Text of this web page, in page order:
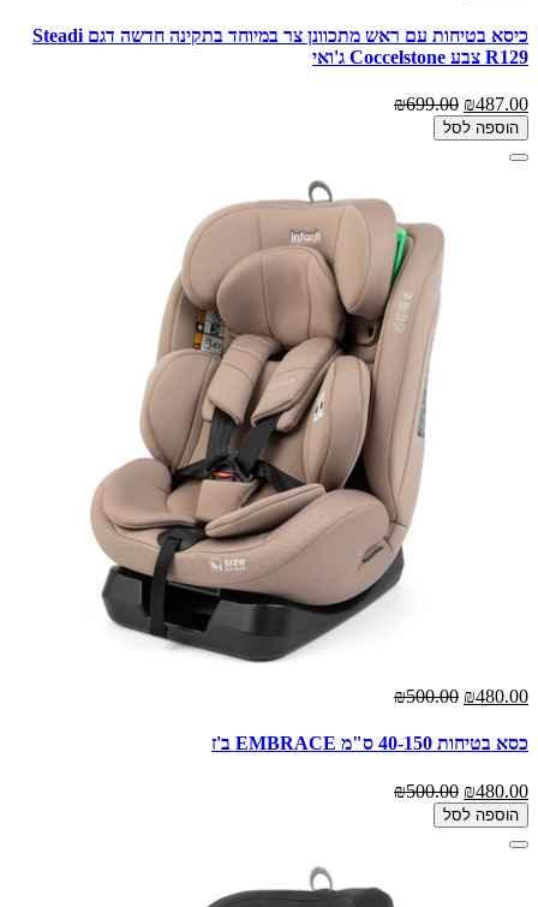
כיסא בטיחות עם ראש מתכוונן צר במיוחד בתקינה חדשה דגם Steadi
R129 צבע Coccelstone ג'ואי
₪487.00
₪699.00
הוספה לסל
₪480.00
₪500.00
כסא בטיחות 40-150 ס"מ EMBRACE ב'ז
₪480.00
₪500.00
הוספה לסל